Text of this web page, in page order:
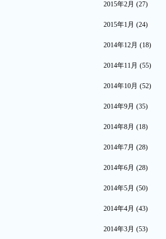
2015年2月 (27)
2015年1月 (24)
2014年12月 (18)
2014年11月 (55)
2014年10月 (52)
2014年9月 (35)
2014年8月 (18)
2014年7月 (28)
2014年6月 (28)
2014年5月 (50)
2014年4月 (43)
2014年3月 (53)